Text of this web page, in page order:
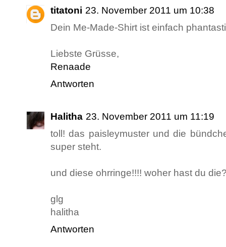
titatoni 23. November 2011 um 10:38
Dein Me-Made-Shirt ist einfach
Liebste Grüsse,
Renaade
Antworten
Halitha 23. November 2011 um 11:19
toll! das paisleymuster und die
super steht.
und diese ohrringe!!!! woher hast du
glg
halitha
Antworten